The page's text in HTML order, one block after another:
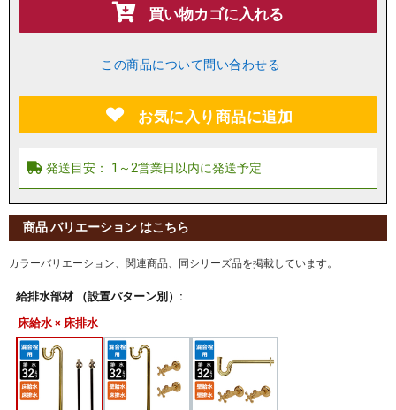
買い物カゴに入れる
この商品について問い合わせる
お気に入り商品に追加
商品 バリエーション はこちら
カラーバリエーション、関連商品、同シリーズ品を掲載しています。
給排水部材 （設置パターン別）:
床給水 × 床排水